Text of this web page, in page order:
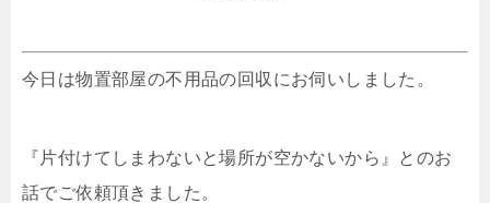
今日は物置部屋の不用品の回収にお伺いしました。
『片付けてしまわないと場所が空かないから』とのお
話でご依頼頂きました。